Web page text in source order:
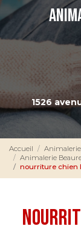
1526
Accueil
Animalerie
Animalerie
nourriture chien